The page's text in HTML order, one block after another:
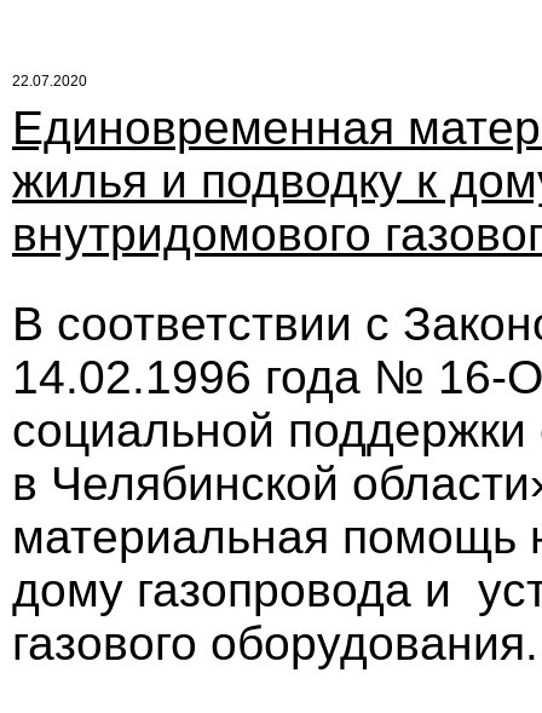
22.07.2020
Единовременная
жилья и подводку к
внутридомового
В соответствии с
14.02.1996 года № 16-
социальной поддержки
в Челябинской
материальная помощь
дому газопровода и
газового оборудования.